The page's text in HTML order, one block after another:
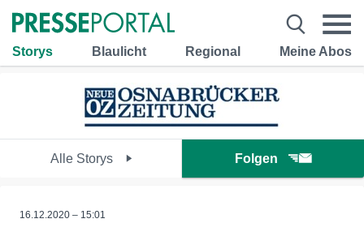
Storys Blaulicht Regional Meine Abos
Alle Storys Folgen
16.12.2020 – 15:01